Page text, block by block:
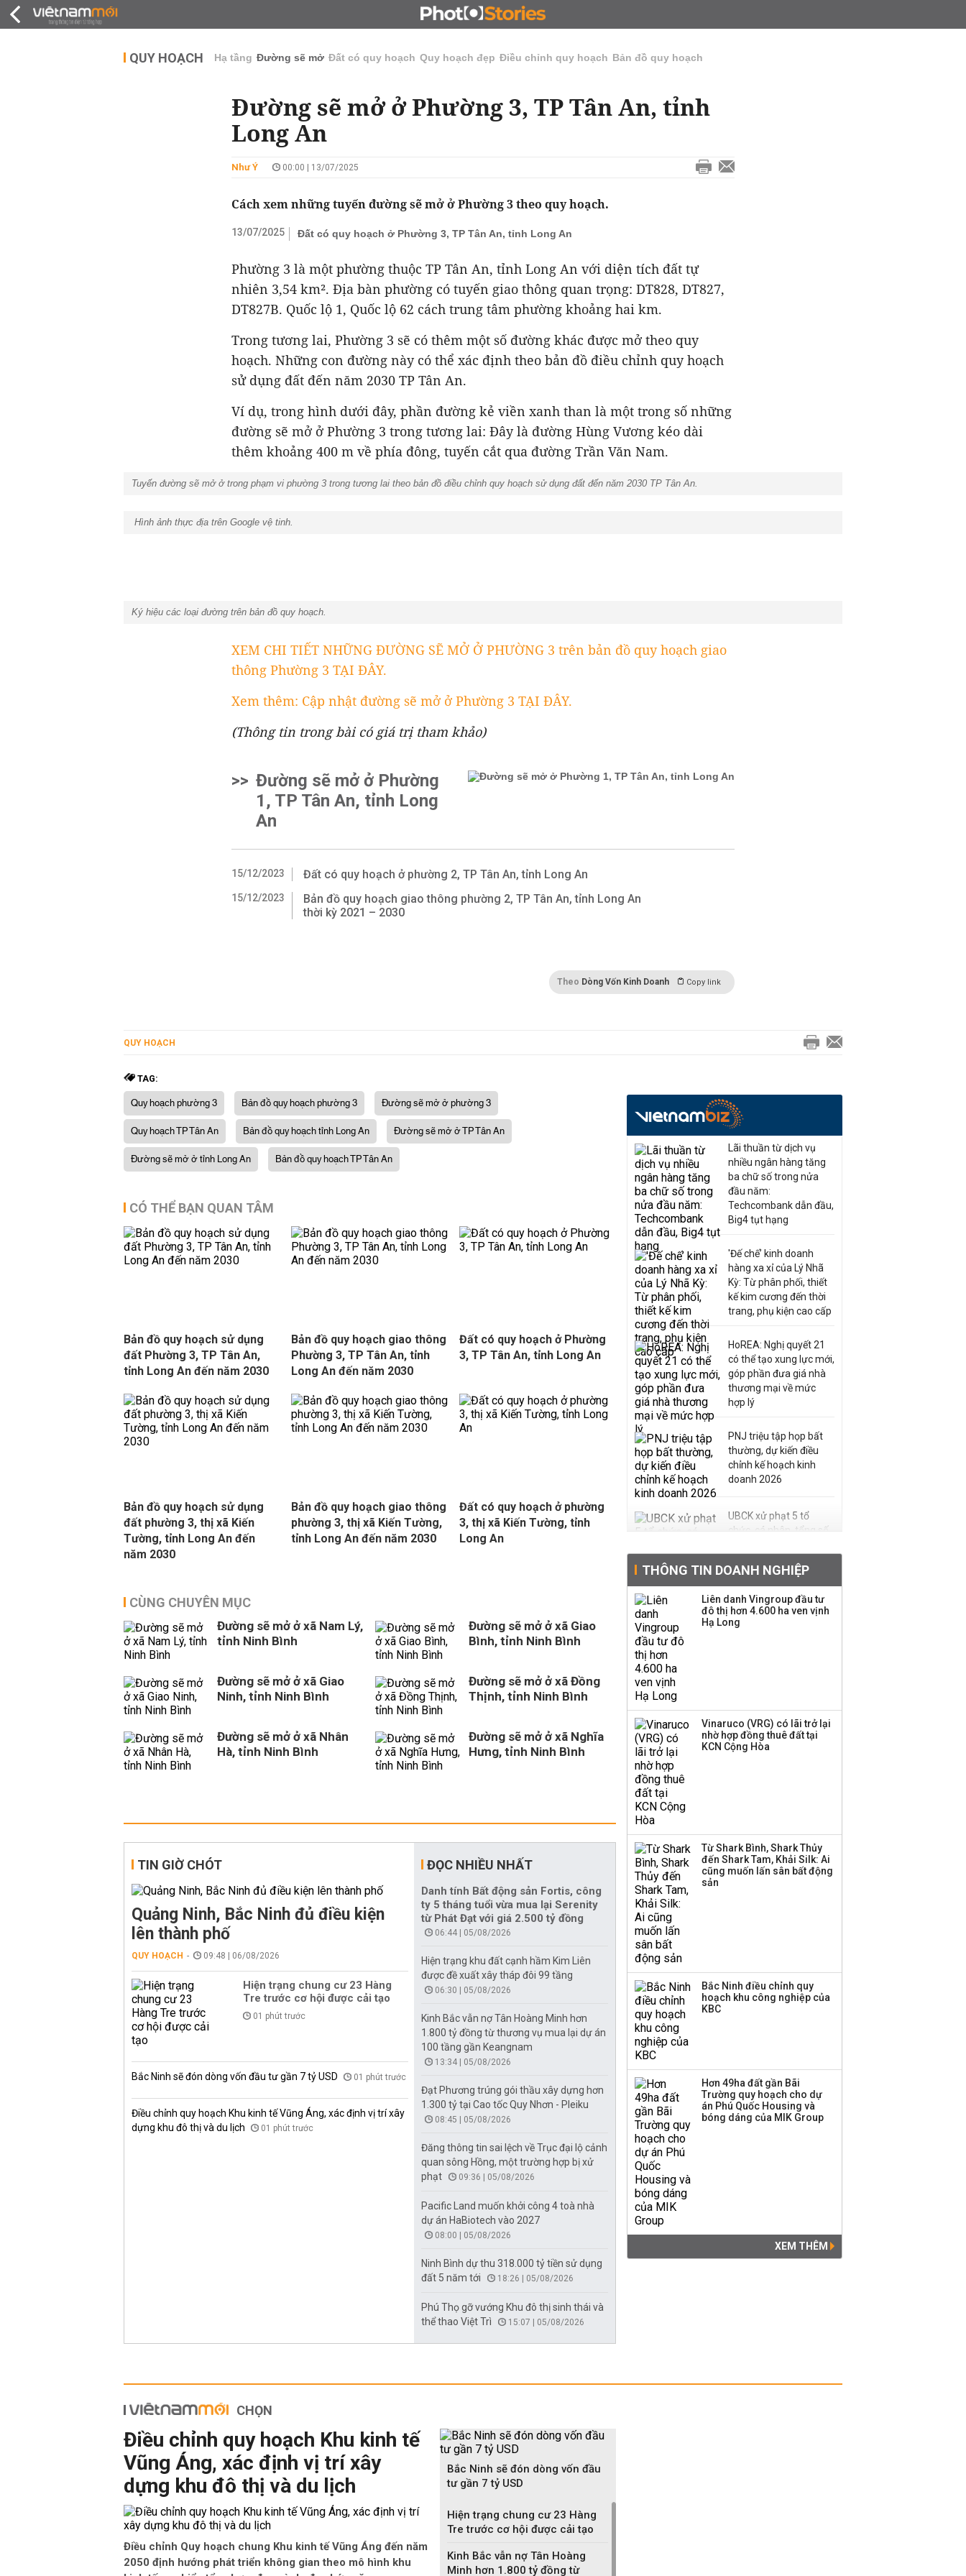
ĐẤU GIÁ - ĐẤU THẦU KINH DOANH
QUY HOẠCH Hạ tầng Đường sẽ mở Đất có quy hoạch Quy hoạch đẹp Điều chỉnh quy hoạch Bản đồ quy hoạch
Đường sẽ mở ở Phường 3, TP Tân An, tỉnh
Long An
Như Ý 00:00 | 13/07/2025
Cách xem những tuyến đường sẽ mở ở Phường 3 theo quy hoạch.
13/07/2025 Đất có quy hoạch ở Phường 3, TP Tân An, tỉnh Long An
Phường 3 là một phường thuộc TP Tân An, tỉnh Long An với diện tích đất tự
nhiên 3,54 km². Địa bàn phường có tuyến giao thông quan trọng: DT828, DT827,
DT827B. Quốc lộ 1, Quốc lộ 62 cách trung tâm phường khoảng hai km.
Trong tương lai, Phường 3 sẽ có thêm một số đường khác được mở theo quy
hoạch. Những con đường này có thể xác định theo bản đồ điều chỉnh quy hoạch
sử dụng đất đến năm 2030 TP Tân An.
Ví dụ, trong hình dưới đây, phần đường kẻ viền xanh than là một trong số những
đường sẽ mở ở Phường 3 trong tương lai: Đây là đường Hùng Vương kéo dài
thêm khoảng 400 m về phía đông, tuyến cắt qua đường Trần Văn Nam.
Tuyến đường sẽ mở ở trong phạm vi phường 3 trong tương lai theo bản đồ điều chỉnh quy hoạch sử dụng đất đến năm 2030 TP Tân An.
Hình ảnh thực địa trên Google vệ tinh.
Ký hiệu các loại đường trên bản đồ quy hoạch.
XEM CHI TIẾT NHỮNG ĐƯỜNG SẼ MỞ Ở PHƯỜNG 3 trên bản đồ quy hoạch giao
thông Phường 3 TẠI ĐÂY.
Xem thêm: Cập nhật đường sẽ mở ở Phường 3 TẠI ĐÂY.
(Thông tin trong bài có giá trị tham khảo)
>> Đường sẽ mở ở Phường
1, TP Tân An, tỉnh Long
An
15/12/2023 Đất có quy hoạch ở phường 2, TP Tân An, tỉnh Long An
15/12/2023
Bản đồ quy hoạch giao thông phường 2, TP Tân An, tỉnh Long An
thời kỳ 2021 – 2030
Theo Dòng Vốn Kinh Doanh Copy link
QUY HOẠCH
TAG:
Quy hoạch phường 3 Bản đồ quy hoạch phường 3
Đường sẽ mở ở phường 3
Quy hoạch TP Tân An
Bản đồ quy hoạch tỉnh Long An
Đường sẽ mở ở TP Tân An
Đường sẽ mở ở tỉnh Long An
Bản đồ quy hoạch TP Tân An
CÓ THỂ BẠN QUAN TÂM
Bản đồ quy hoạch sử dụng
đất Phường 3, TP Tân An,
tỉnh Long An đến năm 2030
Bản đồ quy hoạch giao thông
Phường 3, TP Tân An, tỉnh
Long An đến năm 2030
Đất có quy hoạch ở Phường
3, TP Tân An, tỉnh Long An
Bản đồ quy hoạch sử dụng
đất phường 3, thị xã Kiến
Tường, tỉnh Long An đến
năm 2030
Bản đồ quy hoạch giao thông
phường 3, thị xã Kiến Tường,
tỉnh Long An đến năm 2030
Đất có quy hoạch ở phường
3, thị xã Kiến Tường, tỉnh
Long An
CÙNG CHUYÊN MỤC
Đường sẽ mở ở xã Nam Lý,
tỉnh Ninh Bình
Đường sẽ mở ở xã Giao
Bình, tỉnh Ninh Bình
Đường sẽ mở ở xã Giao
Ninh, tỉnh Ninh Bình
Đường sẽ mở ở xã Đồng
Thịnh, tỉnh Ninh Bình
Đường sẽ mở ở xã Nhân
Hà, tỉnh Ninh Bình
Đường sẽ mở ở xã Nghĩa
Hưng, tỉnh Ninh Bình
TIN GIỜ CHÓT
Quảng Ninh, Bắc Ninh đủ điều kiện
lên thành phố
QUY HOẠCH 09:48 | 06/08/2026
Hiện trạng chung cư 23 Hàng
Tre trước cơ hội được cải tạo
01 phút trước
Bắc Ninh sẽ đón dòng vốn đầu tư gần 7 tỷ USD 01 phút trước
Điều chỉnh quy hoạch Khu kinh tế Vũng Áng, xác định vị trí xây
dựng khu đô thị và du lịch
01 phút trước
ĐỌC NHIỀU NHẤT
Danh tính Bất động sản Fortis, công
ty 5 tháng tuổi vừa mua lại Serenity
từ Phát Đạt với giá 2.500 tỷ đồng
06:44 | 05/08/2026
Hiện trạng khu đất cạnh hầm Kim Liên
được đề xuất xây tháp đôi 99 tầng
06:30 | 05/08/2026
Kinh Bắc vẫn nợ Tân Hoàng Minh hơn
1.800 tỷ đồng từ thương vụ mua lại dự án
100 tầng gần Keangnam
13:34 | 05/08/2026
Đạt Phương trúng gói thầu xây dựng hơn
1.300 tỷ tại Cao tốc Quy Nhơn - Pleiku
08:45 | 05/08/2026
Đăng thông tin sai lệch về Trục đại lộ cảnh
quan sông Hồng, một trường hợp bị xử
phạt
09:36 | 05/08/2026
Pacific Land muốn khởi công 4 toà nhà
dự án HaBiotech vào 2027
08:00 | 05/08/2026
Ninh Bình dự thu 318.000 tỷ tiền sử dụng
đất 5 năm tới
18:26 | 05/08/2026
Phú Thọ gỡ vướng Khu đô thị sinh thái và
thể thao Việt Trì
15:07 | 05/08/2026
Lãi thuần từ dịch vụ
nhiều ngân hàng tăng
ba chữ số trong nửa
đầu năm:
Techcombank dẫn đầu,
Big4 tụt hạng
'Đế chế’ kinh doanh
hàng xa xỉ của Lý Nhã
Kỳ: Từ phân phối, thiết
kế kim cương đến thời
trang, phụ kiện cao cấp
HoREA: Nghị quyết 21
có thể tạo xung lực mới,
góp phần đưa giá nhà
thương mại về mức
hợp lý
PNJ triệu tập họp bất
thường, dự kiến điều
chỉnh kế hoạch kinh
doanh 2026
UBCK xử phạt 5 tổ
chức, cá nhân, tổng số
Kinh Bắc dự kiến cho
thuê tối thiểu 100 ha
đất công nghiệp trong
doanh nghiệp Mỹ
Keppel ký thỏa thuận
Sacombank phát hành
ba đợt trái phiếu thu về
hơn 3.600 tỷ, lãi suất
trả lên tới 10%/năm
THÔNG TIN DOANH NGHIỆP
Liên danh Vingroup đầu tư
đô thị hơn 4.600 ha ven vịnh
Hạ Long
Vinaruco (VRG) có lãi trở lại
nhờ hợp đồng thuê đất tại
KCN Cộng Hòa
Từ Shark Bình, Shark Thủy
đến Shark Tam, Khải Silk: Ai
cũng muốn lấn sân bất động
sản
Bắc Ninh điều chỉnh quy
hoạch khu công nghiệp của
KBC
Hơn 49ha đất gần Bãi
Trường quy hoạch cho dự
án Phú Quốc Housing và
bóng dáng của MIK Group
XEM THÊM
CHỌN
Điều chỉnh quy hoạch Khu kinh tế
Vũng Áng, xác định vị trí xây
dựng khu đô thị và du lịch
Điều chỉnh Quy hoạch chung Khu kinh tế Vũng Áng đến năm
2050 định hướng phát triển không gian theo mô hình khu
Bắc Ninh sẽ đón dòng vốn đầu
tư gần 7 tỷ USD
Hiện trạng chung cư 23 Hàng
Tre trước cơ hội được cải tạo
Kinh Bắc vẫn nợ Tân Hoàng
Minh hơn 1.800 tỷ đồng từ